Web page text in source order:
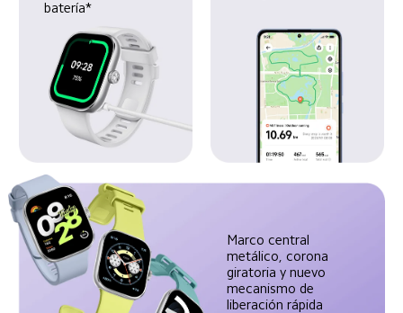
batería*
Marco central
metálico, corona
giratoria y nuevo
mecanismo de
liberación rápida